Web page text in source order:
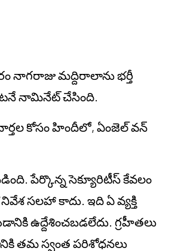
నాగరాజు మద్దిరాలాను భర్తీ
నామినేట్ చేసింది.
కోసం హిందీలో, ఏంజెల్ వన్
పేర్కొన్న సెక్యూరిటీస్ కేవలం
సలహా కాదు. ఇది ఏ వ్యక్తి
ఉద్దేశించబడలేదు. గ్రహీతలు
తమ స్వంత పరిశోధనలు